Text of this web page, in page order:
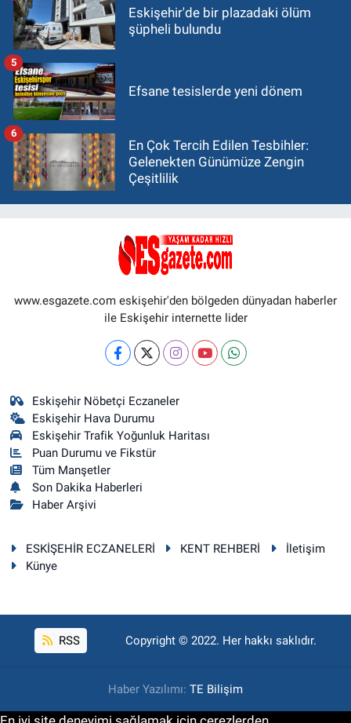
Eskişehir'de bir plazadaki ölüm
şüpheli bulundu
Efsane tesislerde yeni dönem
5
En Çok Tercih Edilen Tesbihler:
Gelenekten Günümüze Zengin
Çeşitlilik
6
www.esgazete.com eskişehir'den bölgeden dünyadan haberler
ile Eskişehir internette lider
Eskişehir Nöbetçi Eczaneler
Eskişehir Hava Durumu
Eskişehir Trafik Yoğunluk Haritası
Puan Durumu ve Fikstür
Tüm Manşetler
Son Dakika Haberleri
Haber Arşivi
ESKİŞEHİR ECZANELERİ KENT REHBERİ
İletişim
Künye
RSS Copyright © 2022. Her hakkı saklıdır.
Haber Yazılımı: TE Bilişim